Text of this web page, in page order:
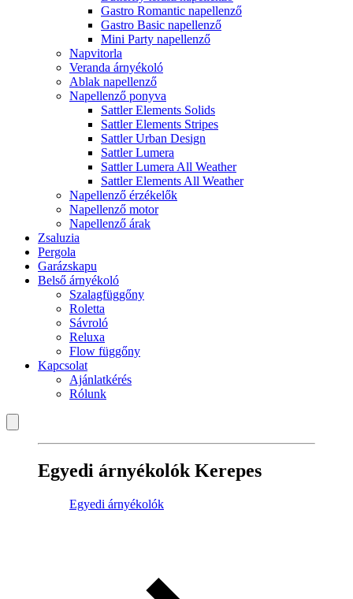
Gastro Romantic napellenző
Gastro Basic napellenző
Mini Party napellenző
Napvitorla
Veranda árnyékoló
Ablak napellenző
Napellenző ponyva
Sattler Elements Solids
Sattler Elements Stripes
Sattler Urban Design
Sattler Lumera
Sattler Lumera All Weather
Sattler Elements All Weather
Napellenző érzékelők
Napellenző motor
Napellenző árak
Zsaluzia
Pergola
Garázskapu
Belső árnyékoló
Szalagfüggőny
Roletta
Sávroló
Reluxa
Flow függőny
Kapcsolat
Ajánlatkérés
Rólunk
Egyedi árnyékolók Kerepes
Egyedi árnyékolók